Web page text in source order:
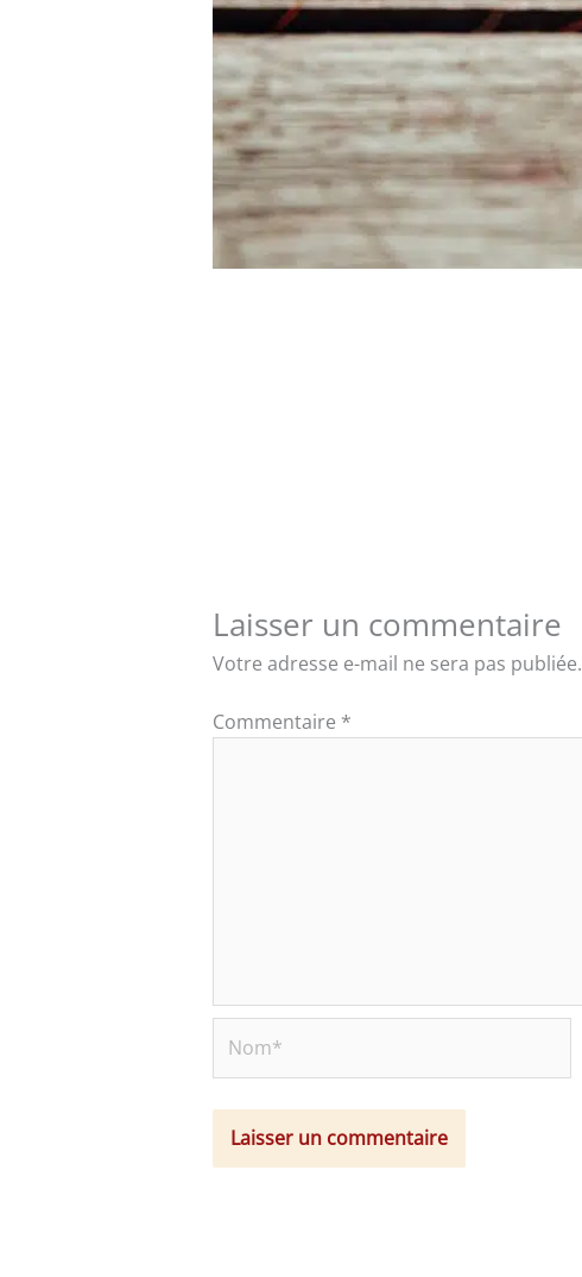
Laisser un commentaire
Votre adresse e-mail ne sera pas publiée.
Commentaire *